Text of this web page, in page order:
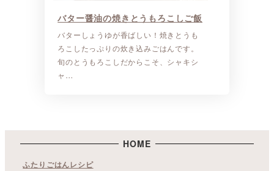
バター醤油の焼きとうもろこしご飯
バターしょうゆが香ばしい！焼きとうも
ろこしたっぷりの炊き込みごはんです。
旬のとうもろこしだからこそ、シャキシ
ャ…
HOME
ふたりごはんレシピ